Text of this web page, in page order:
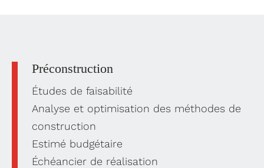
Préconstruction
Études de faisabilité
Analyse et optimisation des méthodes de
construction
Estimé budgétaire
Échéancier de réalisation